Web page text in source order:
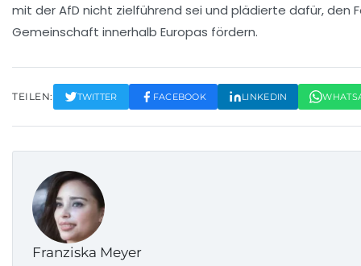
mit derAfD nicht zielführend sei und plädierte dafür, den
Gemeinschaft innerhalb Europas fördern.
TEILEN: TWITTER FACEBOOK LINKEDIN
Franziska Meyer